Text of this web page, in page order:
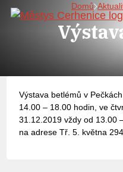
Domů
Výstava betlémů v
14.00 – 18.00 hodin, ve
31.12.2019 vždy od 13.00
na adrese Tř. 5. května